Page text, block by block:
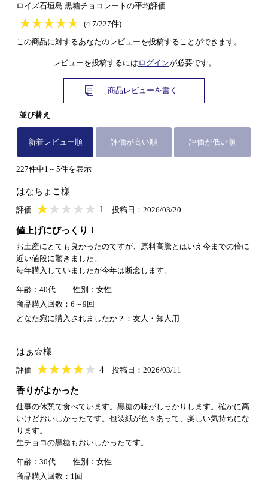
ロイズ石垣島 黒糖チョコレートの平均評価
★★★★★
★★★★★
(4.7/227件)
この商品に対するあなたのレビューを投稿することができます。
レビューを投稿するには ログインが必要です。
商品レビューを書く
並び替え
新着レビュー順 評価が高い順 評価が低い順
227件中1～5件を表示
はなちょこ様
評価 ★★★★★
★★★★★ 1 投稿日：2026/03/20
値上げにびっくり！
お土産にとても良かったのてすが、原料高騰とはいえ今までの倍に
近い値段に驚きました。
毎年購入していましたが今年は断念します。
年齢：40代
性別：女性
商品購入回数：6～9回
どなた宛に購入されましたか？：友人・知人用
はぁ☆様
評価 ★★★★★
★★★★★ 4 投稿日：2026/03/11
香りがよかった
仕事の休憩で食べています。黒糖の味がしっかりします。確かに高
いけどおいしかったです。包装紙が色々あって、楽しい気持ちにな
ります。
生チョコの黒糖もおいしかったです。
年齢：30代
性別：女性
商品購入回数：1回